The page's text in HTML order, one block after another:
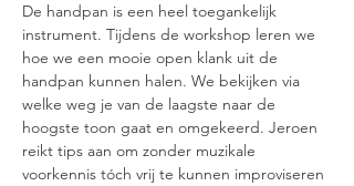
De handpan is een heel toegankelijk
instrument. Tijdens de workshop leren we
hoe we een mooie open klank uit de
handpan kunnen halen. We bekijken via
welke weg je van de laagste naar de
hoogste toon gaat en omgekeerd. Jeroen
reikt tips aan om zonder muzikale
voorkennis tóch vrij te kunnen improviseren